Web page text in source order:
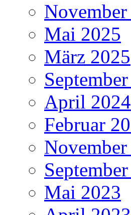
Mai 2025
März 2025
April 2024
Februar
Mai 2023